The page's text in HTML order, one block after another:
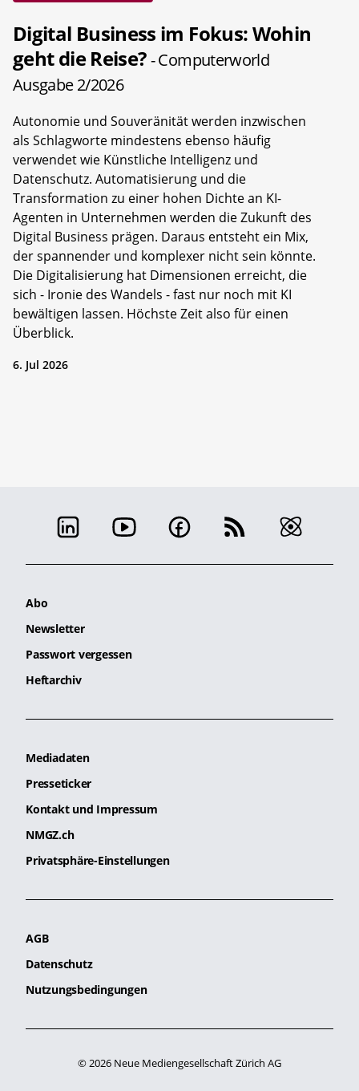
Digital Business im Fokus: Wohin
geht die Reise?- Computerworld
Ausgabe 2/2026
Autonomie und Souveränität werden inzwischen
als Schlagworte mindestens ebenso häufig
verwendet wie Künstliche Intelligenz und
Datenschutz. Automatisierung und die
Transformation zu einer hohen Dichte an KI-
Agenten in Unternehmen werden die Zukunft des
Digital Business prägen. Daraus entsteht ein Mix,
der spannender und komplexer nicht sein könnte.
Die Digitalisierung hat Dimensionen erreicht, die
sich - Ironie des Wandels - fast nur noch mit KI
bewältigen lassen. Höchste Zeit also für einen
Überblick.
6. Jul 2026
Abo
Newsletter
Passwort vergessen
Heftarchiv
Mediadaten
Presseticker
Kontakt und Impressum
NMGZ.ch
Privatsphäre-Einstellungen
AGB
Datenschutz
Nutzungsbedingungen
© 2026 Neue Mediengesellschaft Zürich AG